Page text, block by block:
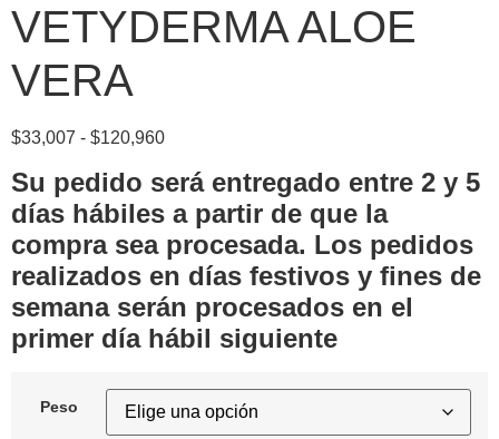
VETYDERMA ALOE
VERA
$33,007 - $120,960
Su pedido será entregado entre 2 y 5
días hábiles a partir de que la
compra sea procesada. Los pedidos
realizados en días festivos y fines de
semana serán procesados en el
primer día hábil siguiente
Peso